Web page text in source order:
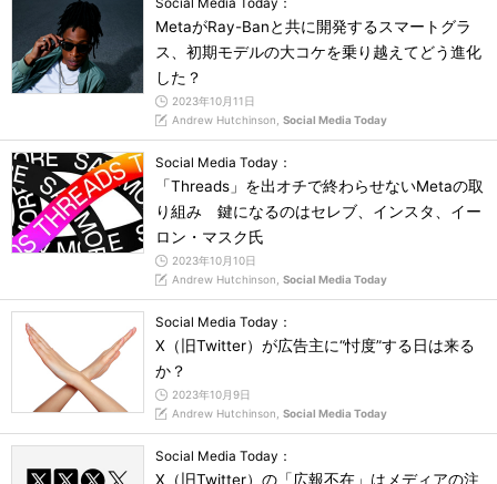
MetaがRay-Banと共に開発するスマートグラ
ス、初期モデルの大コケを乗り越えてどう進化
した？
2023年10月11日
Andrew Hutchinson, Social Media Today
Social Media Today：
「Threads」を出オチで終わらせないMetaの取
り組み 鍵になるのはセレブ、インスタ、イー
ロン・マスク氏
2023年10月10日
Andrew Hutchinson, Social Media Today
Social Media Today：
X（旧Twitter）が広告主に“忖度”する日は来る
か？
2023年10月9日
Andrew Hutchinson, Social Media Today
Social Media Today：
X（旧Twitter）の「広報不在」はメディアの注